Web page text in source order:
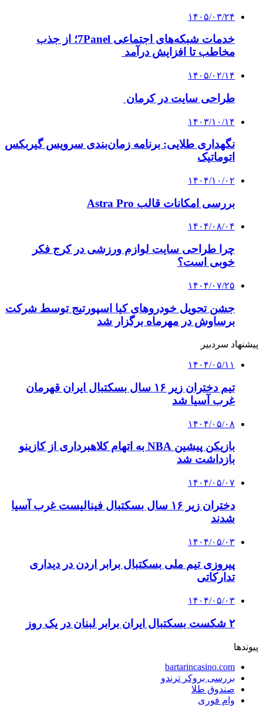
۱۴۰۵/۰۳/۲۴
خدمات شبکه‌های اجتماعی 7Panel؛ از جذب
مخاطب تا افزایش درآمد
۱۴۰۵/۰۲/۱۴
طراحی سایت در کرمان
۱۴۰۳/۱۰/۱۴
نگهداری طلایی: برنامه زمان‌بندی سرویس گیربکس
اتوماتیک
۱۴۰۴/۱۰/۰۲
بررسی امکانات قالب Astra Pro
۱۴۰۴/۰۸/۰۴
چرا طراحی سایت لوازم ورزشی در کرج فکر
خوبی است؟
۱۴۰۴/۰۷/۲۵
جشن تحویل خودروهای کیا اسپورتیج توسط شرکت
برساوش در مهرماه برگزار شد
پیشنهاد سردبیر
۱۴۰۴/۰۵/۱۱
تیم دختران زیر ۱۶ سال بسکتبال ایران قهرمان
غرب آسیا شد
۱۴۰۴/۰۵/۰۸
بازیکن پیشین NBA به اتهام کلاهبرداری از کازینو
بازداشت شد
۱۴۰۴/۰۵/۰۷
دختران زیر ۱۶ سال بسکتبال فینالیست غرب آسیا
شدند
۱۴۰۴/۰۵/۰۳
پیروزی تیم ملی بسکتبال برابر اردن در دیداری
تدارکاتی
۱۴۰۴/۰۵/۰۳
۲ شکست بسکتبال ایران‌ برابر لبنان در یک روز
پیوندها
bartarincasino.com
بررسی بروکر ترندو
صندوق طلا
وام فوری